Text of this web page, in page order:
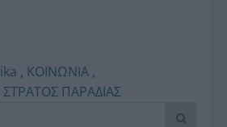
, ΚΟΙΝΩΝΙΑ ,
ΣΤΡΑΤΟΣ ΠΑΡΑΔΙΑΣ